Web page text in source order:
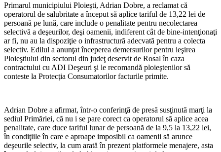
Primarul municipiului Ploieşti, Adrian Dobre, a reclamat că
operatorul de salubritate a început să aplice tariful de 13,22 lei de
persoană pe lună, care include o penalitate pentru necolectarea
selectivă a deşeurilor, deşi oamenii, indiferent cât de bine-intenţionaţi
ar fi, nu au la dispoziţie o infrastructură adecvată pentru a colecta
selectiv. Edilul a anunţat începerea demersurilor pentru ieşirea
Ploieştiului din sectorul din judeţ deservit de Rosal în caza
contractului cu ADI Deşeuri şi le recomandă ploieştenilor să
conteste la Protecţia Consumatorilor facturile primite.
Adrian Dobre a afirmat, într-o conferinţă de presă susţinută marţi la
sediul Primăriei, că nu i se pare corect ca operatorul să aplice acea
penalitate, care duce tariful lunar de persoană de la 9,5 la 13,22 lei,
în condiţiile în care e aproape imposibil ca oamenii să arunce
deşeurile selectiv, la cum arată în prezent platformele menajere, asta